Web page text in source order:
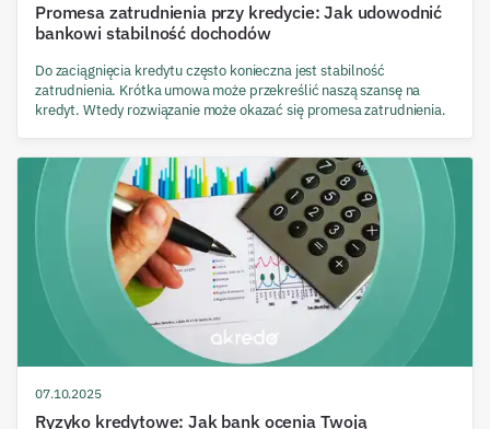
Promesa zatrudnienia przy kredycie: Jak udowodnić
bankowi stabilność dochodów
Do zaciągnięcia kredytu często konieczna jest stabilność
zatrudnienia. Krótka umowa może przekreślić naszą szansę na
kredyt. Wtedy rozwiązanie może okazać się promesa zatrudnienia.
07.10.2025
Ryzyko kredytowe: Jak bank ocenia Twoją